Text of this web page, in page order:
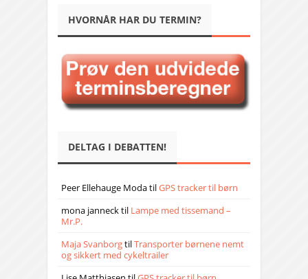
HVORNÅR HAR DU TERMIN?
DELTAG I DEBATTEN!
Peer Ellehauge ModatilGPS tracker til børn
mona jannecktil Lampe med tissemand –
Mr.P.
Maja SvanborgtilTransporter børnene nemt
og sikkert med cykeltrailer